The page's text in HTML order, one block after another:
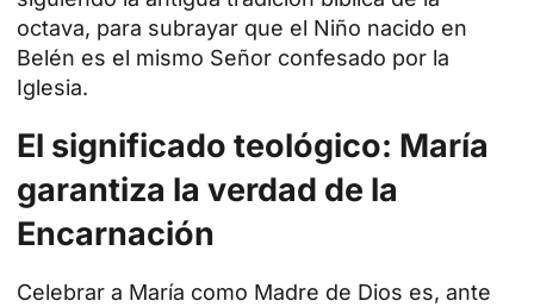
octava, para subrayar que el Niño nacido en
Belén es el mismo Señor confesado por la
Iglesia.
El significado teológico: María
garantiza la verdad de la
Encarnación
Celebrar a María como Madre de Dios es, ante